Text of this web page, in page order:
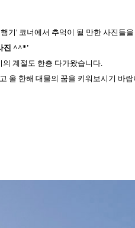
기' 코너에서 추억이 될 만한 사진들
진 ^^*'
계절도 한층 다가왔습니다.
올 한해 대물의 꿈을 키워보시기 바랍